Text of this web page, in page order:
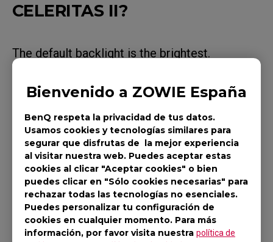
Bienvenido a ZOWIE España
BenQ respeta la privacidad de tus datos.
Usamos cookies y tecnologías similares para
segurar que disfrutas de la mejor experiencia
al visitar nuestra web. Puedes aceptar estas
cookies al clicar "Aceptar cookies" o bien
puedes clicar en "Sólo cookies necesarias" para
rechazar todas las tecnologías no esenciales.
Puedes personalizar tu configuración de
cookies en cualquier momento. Para más
información, por favor visita nuestra política de
CELERITAS II?
The default backlight is the brightest.
- Fn + F7 (To increase the backlight)
Was this helpful ?
Sí No